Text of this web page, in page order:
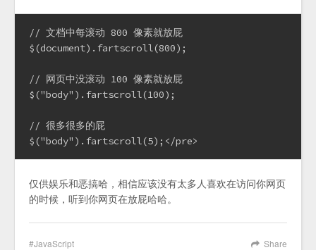
// 文档中每滚动 800 像素就放屁
$(document).fartscroll(800);
// 网页中没滚动 100 像素就放屁
$("body").fartscroll(100);
// 很多很多的屁
仅供娱乐和恶搞哈，相信应该没有太多人喜欢在访问你网页
的时候，听到你网页在放屁哈哈。
Share
JavaScript